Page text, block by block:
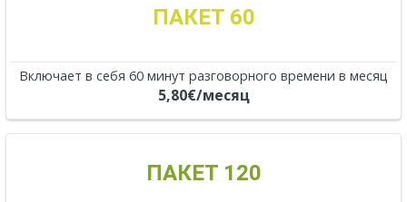
ПАКЕТ 60
Включает в себя 60 минут разговорного времени в месяц
5,80€/месяц
ПАКЕТ 120